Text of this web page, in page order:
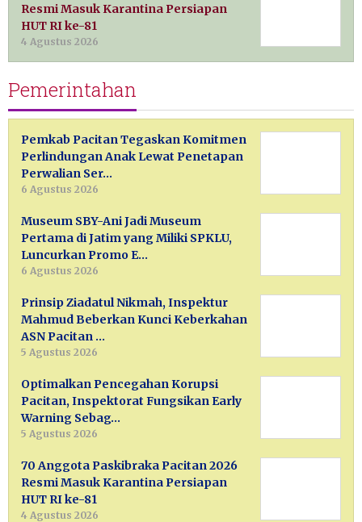
Resmi Masuk Karantina Persiapan
HUT RI ke-81
4 Agustus 2026
Pemerintahan
Pemkab Pacitan Tegaskan Komitmen
Perlindungan Anak Lewat Penetapan
Perwalian Ser…
6 Agustus 2026
Museum SBY-Ani Jadi Museum
Pertama di Jatim yang Miliki SPKLU,
Luncurkan Promo E…
6 Agustus 2026
Prinsip Ziadatul Nikmah, Inspektur
Mahmud Beberkan Kunci Keberkahan
ASN Pacitan …
5 Agustus 2026
Optimalkan Pencegahan Korupsi
Pacitan, Inspektorat Fungsikan Early
Warning Sebag…
5 Agustus 2026
70 Anggota Paskibraka Pacitan 2026
Resmi Masuk Karantina Persiapan
HUT RI ke-81
4 Agustus 2026